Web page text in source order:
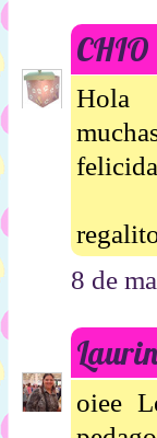
CHIO
Hola
8 de
oiee